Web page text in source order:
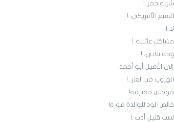
شربة خمر..!
البعبع الأمريكي..!
لا..!
مشاكل عائلية..!
وجه ثلاثي..!
إلى الأصيل أبو أحمد
الهروب من العار..!
مومس محترمة!
خالص الود للوالدة موزة!
لست قليل أدب..!